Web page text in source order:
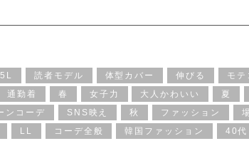
5L 読者モデル 体型カバー 伸びる モテ
通勤着 春 女子力 大人かわいい 夏
ンコーデ SNS映え 秋 ファッション
LL コーデ全般 韓国ファッション 40代